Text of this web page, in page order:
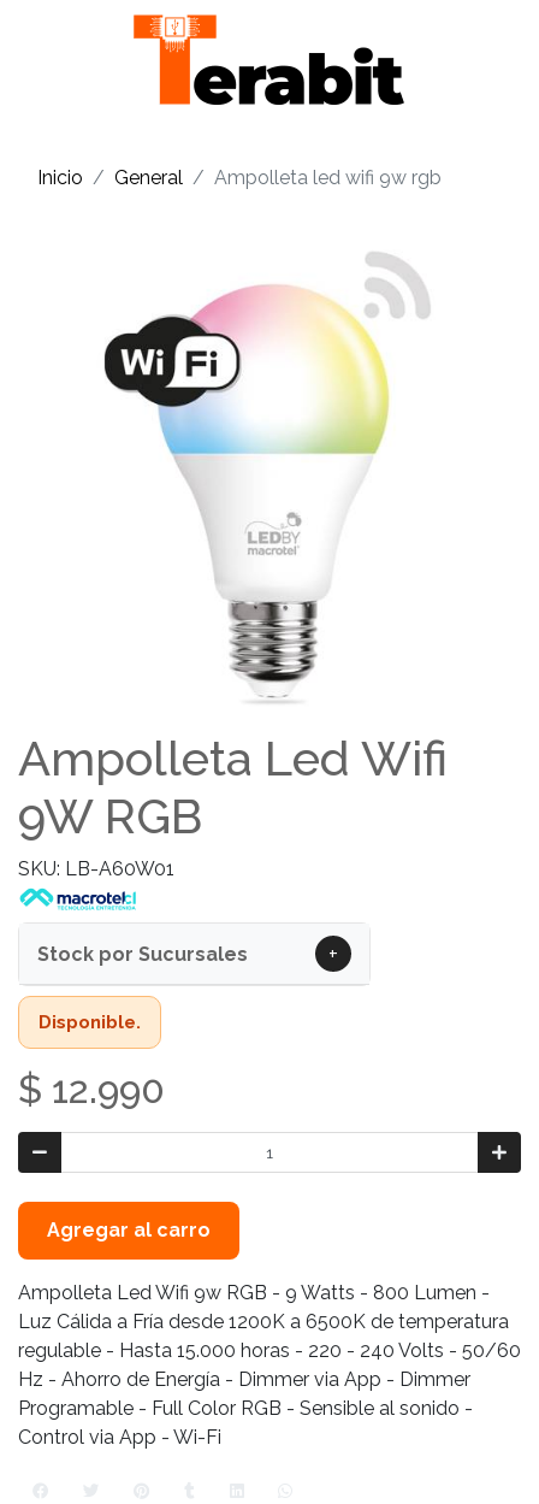
Inicio General Ampolleta led wifi 9w rgb
Ampolleta Led Wifi
9W RGB
SKU: LB-A60W01
Stock por Sucursales +
Disponible.
$ 12.990
Agregar al carro
Ampolleta Led Wifi 9w RGB - 9 Watts - 800 Lumen -
Luz Cálida a Fría desde 1200K a 6500K de temperatura
regulable - Hasta 15.000 horas - 220 - 240 Volts - 50/60
Hz - Ahorro de Energía - Dimmer via App - Dimmer
Programable - Full Color RGB - Sensible al sonido -
Control via App - Wi-Fi